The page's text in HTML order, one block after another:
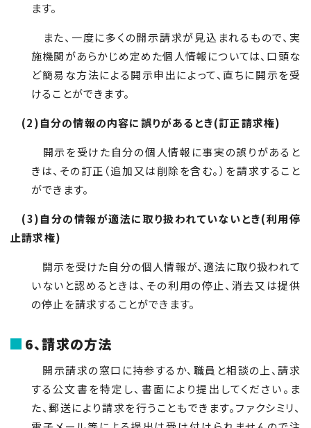
ます。
また、一度に多くの開示請求が見込まれるもので、実
施機関があらかじめ定めた個人情報については、口頭な
ど簡易な方法による開示申出によって、直ちに開示を受
けることができます。
(2)自分の情報の内容に誤りがあるとき(訂正請求権)
開示を受けた自分の個人情報に事実の誤りがあると
きは、その訂正（追加又は削除を含む。）を請求すること
ができます。
(3)自分の情報が適法に取り扱われていないとき(利用停
止請求権)
開示を受けた自分の個人情報が、適法に取り扱われて
いないと認めるときは、その利用の停止、消去又は提供
の停止を請求することができます。
6、請求の方法
開示請求の窓口に持参するか、職員と相談の上、請求
する公文書を特定し、書面により提出してください。ま
た、郵送により請求を行うこともできます。ファクシミリ、